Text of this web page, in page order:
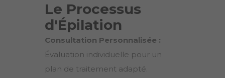
Le Processus
d'Épilation
Consultation Personnalisée :
Évaluation individuelle pour un
plan de traitement adapté.